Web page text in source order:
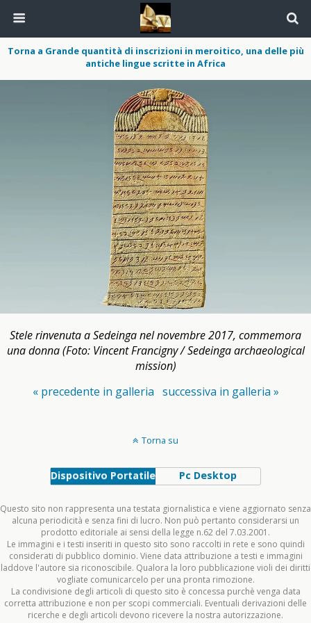
Torna a Grande quantità di inscrizioni in meroitico, una delle più
antiche lingue scritte in Africa
Stele rinvenuta a Sedeinga nel novembre 2017, commemora
una donna (Foto: Vincent Francigny / Sedeinga archaeological
mission)
« precedente in galleria successiva in galleria »
Torna su
Dispositivo Portatile Pc Desktop
Questo sito non rappresenta una testata giornalistica e viene aggiornato senza
alcuna periodicità e senza fini di lucro. Non può pertanto considerarsi un
prodotto editoriale ai sensi della legge n.62 del 7.03.2001.
Le immagini e i testi inseriti in questo sito sono raccolti in rete e sono quindi
considerati di pubblico dominio. Viene data attribuzione a testi e immagini
laddove l'autore sia riconoscibile. Qualora la loro pubblicazione violi dei diritti
vogliate comunicarcelo per una pronta rimozione.
La condivisione degli articoli di questo sito è concessa purchè venga data
corretta attribuzione e non per scopi commerciali. Eventuali derivazioni delle
ricerche e degli articoli devono ricevere la nostra autorizzazione.